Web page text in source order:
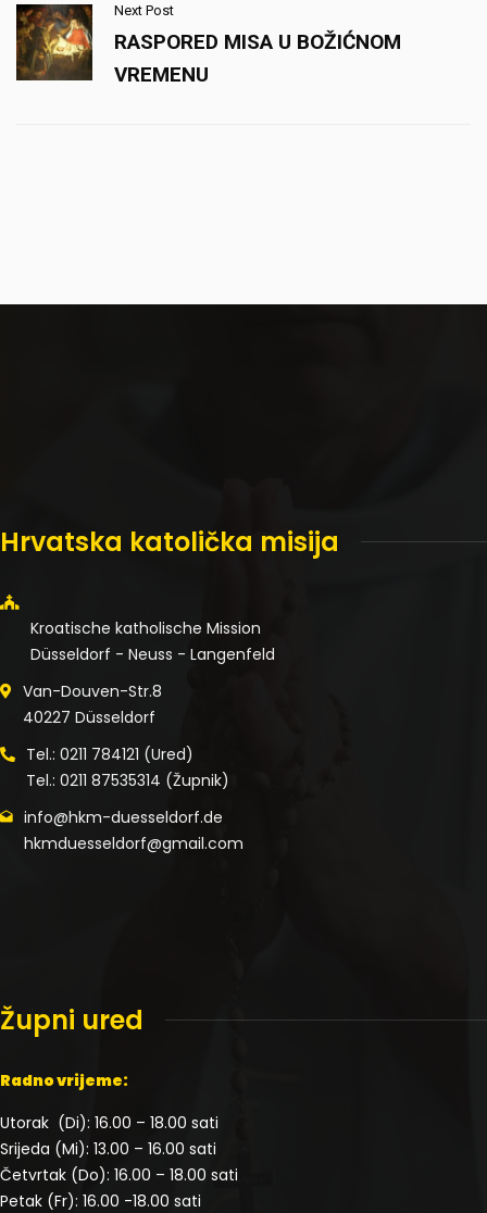
Next Post
RASPORED MISA U BOŽIĆNOM
VREMENU
Hrvatska katolička misija
Kroatische katholische Mission
Düsseldorf - Neuss - Langenfeld
Van-Douven-Str.8
40227 Düsseldorf
Tel.: 0211 784121 (Ured)
Tel.: 0211 87535314 (Župnik)
info@hkm-duesseldorf.de
hkmduesseldorf@gmail.com
Župni ured
Radno vrijeme:
Utorak (Di): 16.00 – 18.00 sati
Srijeda (Mi): 13.00 – 16.00 sati
Četvrtak (Do): 16.00 – 18.00 sati
Petak (Fr): 16.00 -18.00 sati